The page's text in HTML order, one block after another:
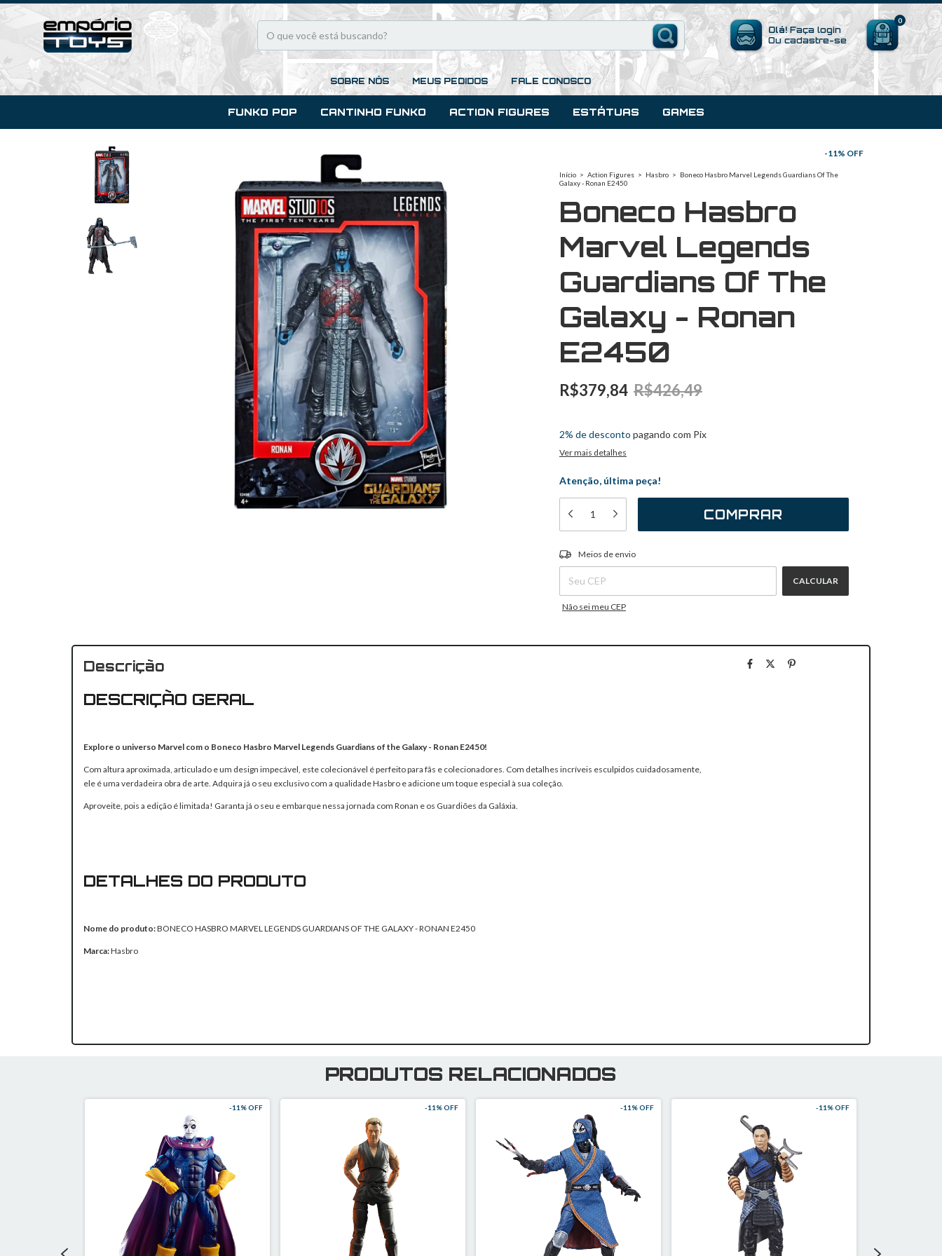
Olá! Faça login
Ou cadastre-se
0
SOBRE NÓS MEUS PEDIDOS FALE CONOSCO
FUNKO POP CANTINHO FUNKO ACTION FIGURES ESTÁTUAS GAMES
Início > Action Figures > Hasbro > Boneco Hasbro Marvel Legends Guardians Of The
Galaxy - Ronan E2450
Boneco Hasbro
Marvel Legends
Guardians Of The
Galaxy - Ronan
E2450
-11% OFF
R$379,84 R$426,49
2% de desconto pagando com Pix
Ver mais detalhes
Atenção, última peça!
Entregas para o CEP:
Meios de envio
CALCULAR
Não sei meu CEP
Descrição
DESCRIÇÃO GERAL
Explore o universo Marvel com o Boneco Hasbro Marvel Legends Guardians of the Galaxy - Ronan E2450!
Com altura aproximada, articulado e um design impecável, este colecionável é perfeito para fãs e colecionadores. Com detalhes incríveis esculpidos cuidadosamente,
ele é uma verdadeira obra de arte. Adquira já o seu exclusivo com a qualidade Hasbro e adicione um toque especial à sua coleção.
Aproveite, pois a edição é limitada! Garanta já o seu e embarque nessa jornada com Ronan e os Guardiões da Galáxia.
DETALHES DO PRODUTO
Nome do produto:BONECO HASBRO MARVEL LEGENDS GUARDIANS OF THE GALAXY - RONAN E2450
Marca:Hasbro
PRODUTOS RELACIONADOS
-11 % OFF -11 % OFF -11 % OFF -11 % OFF